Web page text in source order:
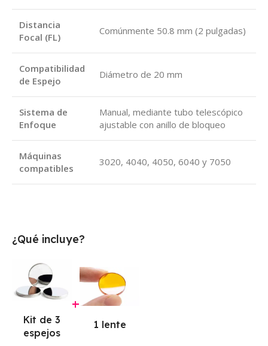
Distancia
Focal (FL)
Comúnmente 50.8 mm (2 pulgadas)
Compatibilidad
de Espejo
Diámetro de 20 mm
Sistema de
Enfoque
Manual, mediante tubo telescópico
ajustable con anillo de bloqueo
Máquinas
compatibles
3020, 4040, 4050, 6040 y 7050
¿Qué incluye?
Kit de 3
espejos
+
1 lente